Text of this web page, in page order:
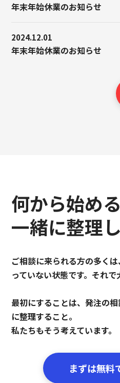
年末年始休業のお知らせ
2024.12.01
年末年始休業のお知らせ
何から始める
一緒に整理
ご相談に来られる方の多く
っていない状態です。それで
最初にすることは、発注の
に整理すること。
私たちもそう考えています。
まずは無料